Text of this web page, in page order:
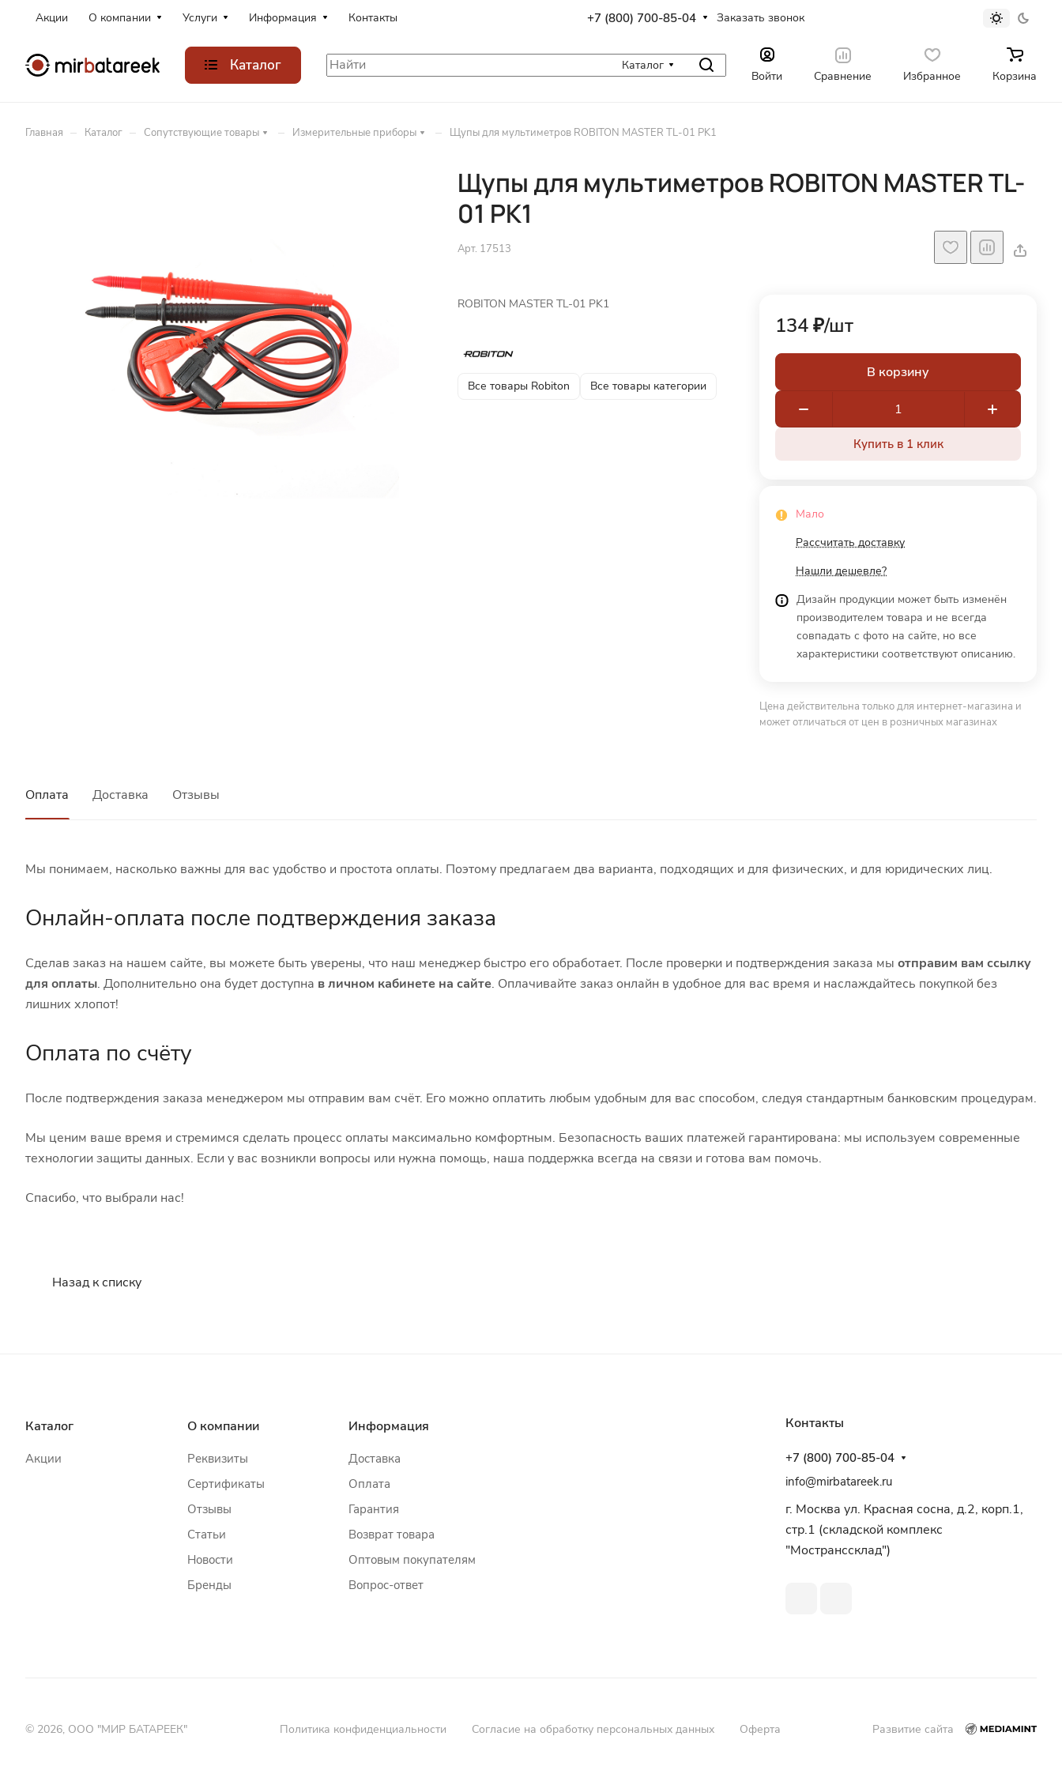
Акции О компании Услуги Информация Контакты +7 (800) 700-85-04 Заказать звонок
Каталог Каталог
Войти Сравнение Избранное Корзина
Главная – Каталог – Сопутствующие товары – Измерительные приборы – Щупы для мультиметров ROBITON MASTER TL-01 PK1
Щупы для мультиметров ROBITON MASTER TL-
01 PK1
Арт. 17513
ROBITON MASTER TL-01 PK1
Все товары Robiton Все товары категории
134 ₽/шт
В корзину
Купить в 1 клик
Мало
Рассчитать доставку
Нашли дешевле?
Дизайн продукции может быть изменён
производителем товара и не всегда
совпадать с фото на сайте, но все
характеристики соответствуют описанию.
Цена действительна только для интернет-магазина и
может отличаться от цен в розничных магазинах
Оплата Доставка Отзывы
Мы понимаем, насколько важны для вас удобство и простота оплаты. Поэтому предлагаем два варианта, подходящих и для физических, и для юридических лиц.
Онлайн-оплата после подтверждения заказа
Сделав заказ на нашем сайте, вы можете быть уверены, что наш менеджер быстро его обработает. После проверки и подтверждения заказа мы отправим вам ссылку
для оплаты. Дополнительно она будет доступна в личном кабинете на сайте. Оплачивайте заказ онлайн в удобное для вас время и наслаждайтесь покупкой без
лишних хлопот!
Оплата по счёту
После подтверждения заказа менеджером мы отправим вам счёт. Его можно оплатить любым удобным для вас способом, следуя стандартным банковским процедурам.
Мы ценим ваше время и стремимся сделать процесс оплаты максимально комфортным. Безопасность ваших платежей гарантирована: мы используем современные
технологии защиты данных. Если у вас возникли вопросы или нужна помощь, наша поддержка всегда на связи и готова вам помочь.
Спасибо, что выбрали нас!
Назад к списку
Каталог
Акции
О компании
Реквизиты
Сертификаты
Отзывы
Статьи
Новости
Бренды
Информация
Доставка
Оплата
Гарантия
Возврат товара
Оптовым покупателям
Вопрос-ответ
Контакты
+7 (800) 700-85-04
info@mirbatareek.ru
г. Москва ул. Красная сосна, д.2, корп.1,
стр.1 (складской комплекс
"Мостранссклад")
© 2026, ООО "МИР БАТАРЕЕК" Политика конфиденциальности Согласие на обработку персональных данных Оферта Развитие сайта